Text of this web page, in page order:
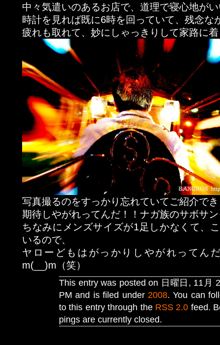
中々気遣いのあるお店で、道理で寝心地が
時計を見れば既に6時を回っていて、残念な
疲れも取れて、妙にしゃっきりして家路に
写真撮るのをすっかり忘れていてご紹介で
期待しやがれってんだ！！ナガ族のサボサ
ちなみにメンズサイズが1足しかなくて、
いるので、
ヤローどもはがっかりしやがれってん
m(__)m（笑）
This entry was posted on 日曜日, 11月
PM and is filed under 2008. You can
to this entry through the RSS 2.0 feed.
pings are currently closed.